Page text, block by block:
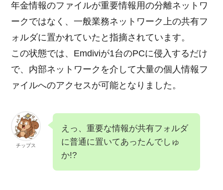
年金情報のファイルが重要情報用の分離ネットワ
ークではなく、一般業務ネットワーク上の共有フ
ォルダに置かれていたと指摘されています。
この状態では、Emdiviが1台のPCに侵入するだけ
で、内部ネットワークを介して大量の個人情報フ
ァイルへのアクセスが可能となりました。
チップス
えっ、重要な情報が共有フォルダ
に普通に置いてあったんでしゅ
か!?